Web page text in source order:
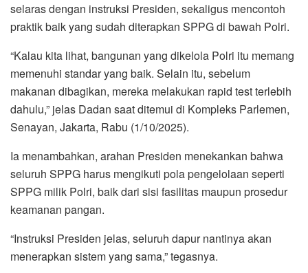
selaras dengan instruksi Presiden, sekaligus mencontoh
praktik baik yang sudah diterapkan SPPG di bawah Polri.
“Kalau kita lihat, bangunan yang dikelola Polri itu memang
memenuhi standar yang baik. Selain itu, sebelum
makanan dibagikan, mereka melakukan rapid test terlebih
dahulu,” jelas Dadan saat ditemui di Kompleks Parlemen,
Senayan, Jakarta, Rabu (1/10/2025).
Ia menambahkan, arahan Presiden menekankan bahwa
seluruh SPPG harus mengikuti pola pengelolaan seperti
SPPG milik Polri, baik dari sisi fasilitas maupun prosedur
keamanan pangan.
“Instruksi Presiden jelas, seluruh dapur nantinya akan
menerapkan sistem yang sama,” tegasnya.